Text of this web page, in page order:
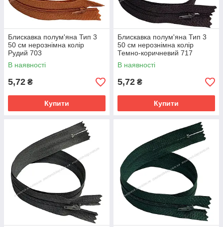
Блискавка полум'яна Тип 3
50 см нерознімна колір
Рудий 703
В наявності
5,72 ₴
Купити
Блискавка полум'яна Тип 3
50 см нерознімна колір
Темно-коричневий 717
В наявності
5,72 ₴
Купити